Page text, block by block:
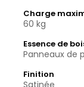
Charge
60 kg
Essence de
Panneaux de
Finition
Satinée